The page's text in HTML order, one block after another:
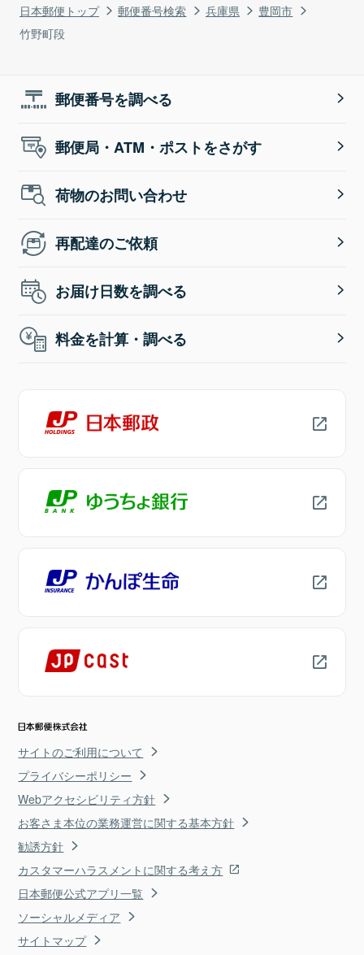
日本郵便トップ 郵便番号検索 兵庫県
豊岡市
竹野町段
郵便番号を調べる
郵便局・ATM・ポストをさがす
荷物のお問い合わせ
再配達のご依頼
お届け日数を調べる
料金を計算・調べる
サイトのご利用について
プライバシーポリシー
Webアクセシビリティ方針
お客さま本位の業務運営に関する基本方針
勧誘方針
カスタマーハラスメントに関する考え方
日本郵便公式アプリ一覧
ソーシャルメディア
サイトマップ